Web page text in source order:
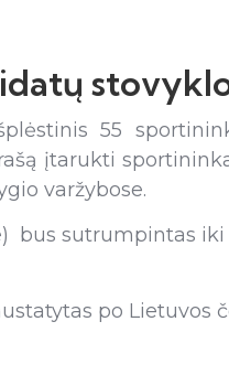
55
įtarukti
varžybose.
bus sutrumpintas
po Lietuvos